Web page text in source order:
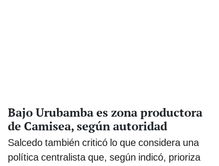
Bajo Urubamba es zona productora
de Camisea, según autoridad
Salcedo también criticó lo que considera una
política centralista que, según indicó, prioriza